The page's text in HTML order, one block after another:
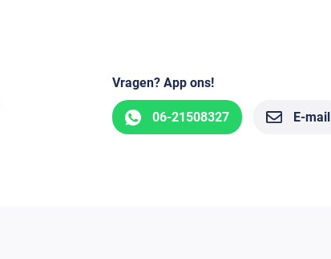
Vragen? App ons!
06-21508327 E-mail